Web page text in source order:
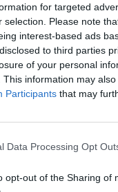
for targeted
selection. Please note
interest-based ads
to third parties
of your personal
This information may
Participants that may
Data Processing Opt
opt-out of the Sharing of
kriterijus,
Denisovienė.